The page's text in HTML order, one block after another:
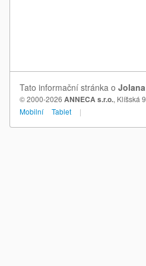
Tato informační stránka o
© 2000-2026 ANNECA s.r.o., Klíšská
Mobilní
Tablet |